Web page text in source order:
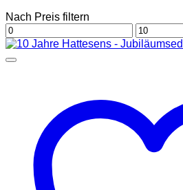
Nach Preis filtern
Min.
Preis
Max.
Preis